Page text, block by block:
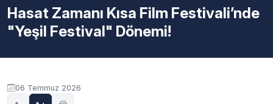
Akademik Takvim
Hasat Zamanı Kısa Film Festivali’nde
"Yeşil Festival" Dönemi!
06 Temmuz 2026